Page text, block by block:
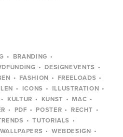
BRANDING
DESIGNEVENTS
FASHION
FREELOADS
ICONS
ILLUSTRATION
KULTUR KUNST
MAC
PDF POSTER
RECHT
TUTORIALS
WALLPAPERS
WEBDESIGN